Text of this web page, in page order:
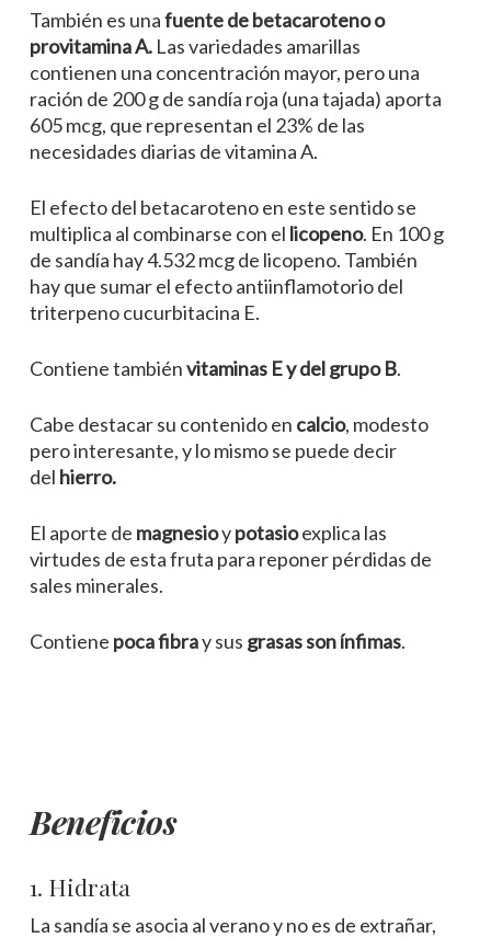
También es unafuente de betacaroteno o
provitamina A. Las variedades amarillas
contienen una concentración mayor, pero una
ración de 200 g de sandía roja (una tajada) aporta
605 mcg, que representan el 23% de las
necesidades diarias de vitamina A.
El efecto del betacaroteno en este sentido se
multiplica al combinarse con el licopeno. En 100 g
de sandía hay 4.532 mcg de licopeno. También
hay que sumar el efecto antiinflamotorio del
triterpeno cucurbitacina E.
Contiene tambiénvitaminas E y del grupo B.
Cabe destacar su contenido en calcio, modesto
pero interesante, y lo mismo se puede decir
del hierro.
El aporte de magnesioypotasioexplica las
virtudes de esta fruta para reponer pérdidas de
sales minerales.
Contiene poca fibray sus grasas son ínfimas.
Beneficios
1. Hidrata
La sandía se asocia al verano y no es de extrañar,